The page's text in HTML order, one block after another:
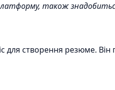
також
для створення резюме. Він